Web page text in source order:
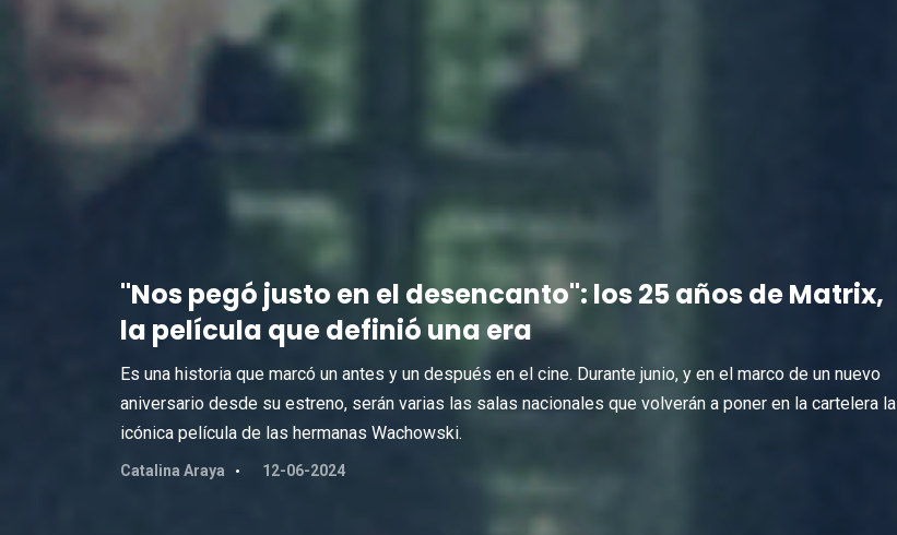
"Nos pegó justo en el desencanto": los 25 años de Matrix,
la película que definió una era
Es una historia que marcó un antes y un después en el cine. Durante junio, y en el marco de un nuevo
aniversario desde su estreno, serán varias las salas nacionales que volverán a poner en la cartelera la
icónica película de las hermanas Wachowski.
Catalina Araya 12-06-2024